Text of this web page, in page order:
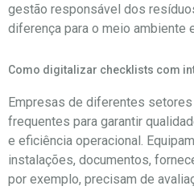
gestão responsável dos
diferença para o meio ambiente
Como digitalizar checklists com
Empresas de diferentes
frequentes para garantir
e eficiência operacional.
instalações, documentos,
por exemplo, precisam de